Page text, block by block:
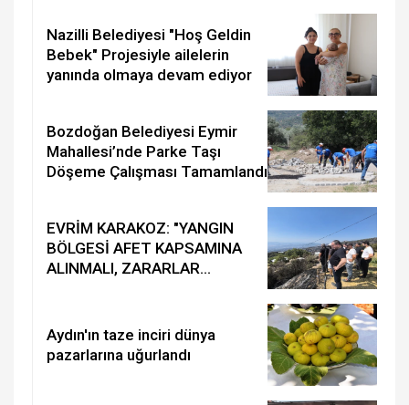
Nazilli Belediyesi "Hoş Geldin
Bebek" Projesiyle ailelerin
yanında olmaya devam ediyor
Bozdoğan Belediyesi Eymir
Mahallesi’nde Parke Taşı
Döşeme Çalışması Tamamlandı
EVRİM KARAKOZ: "YANGIN
BÖLGESİ AFET KAPSAMINA
ALINMALI, ZARARLAR
Aydın'ın taze inciri dünya
pazarlarına uğurlandı